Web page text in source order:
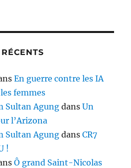
En guerre contre les IA
femmes
Sultan Agung dansUn
l’Arizona
Sultan Agung dansCR7
!
Ô grand Saint-Nicolas